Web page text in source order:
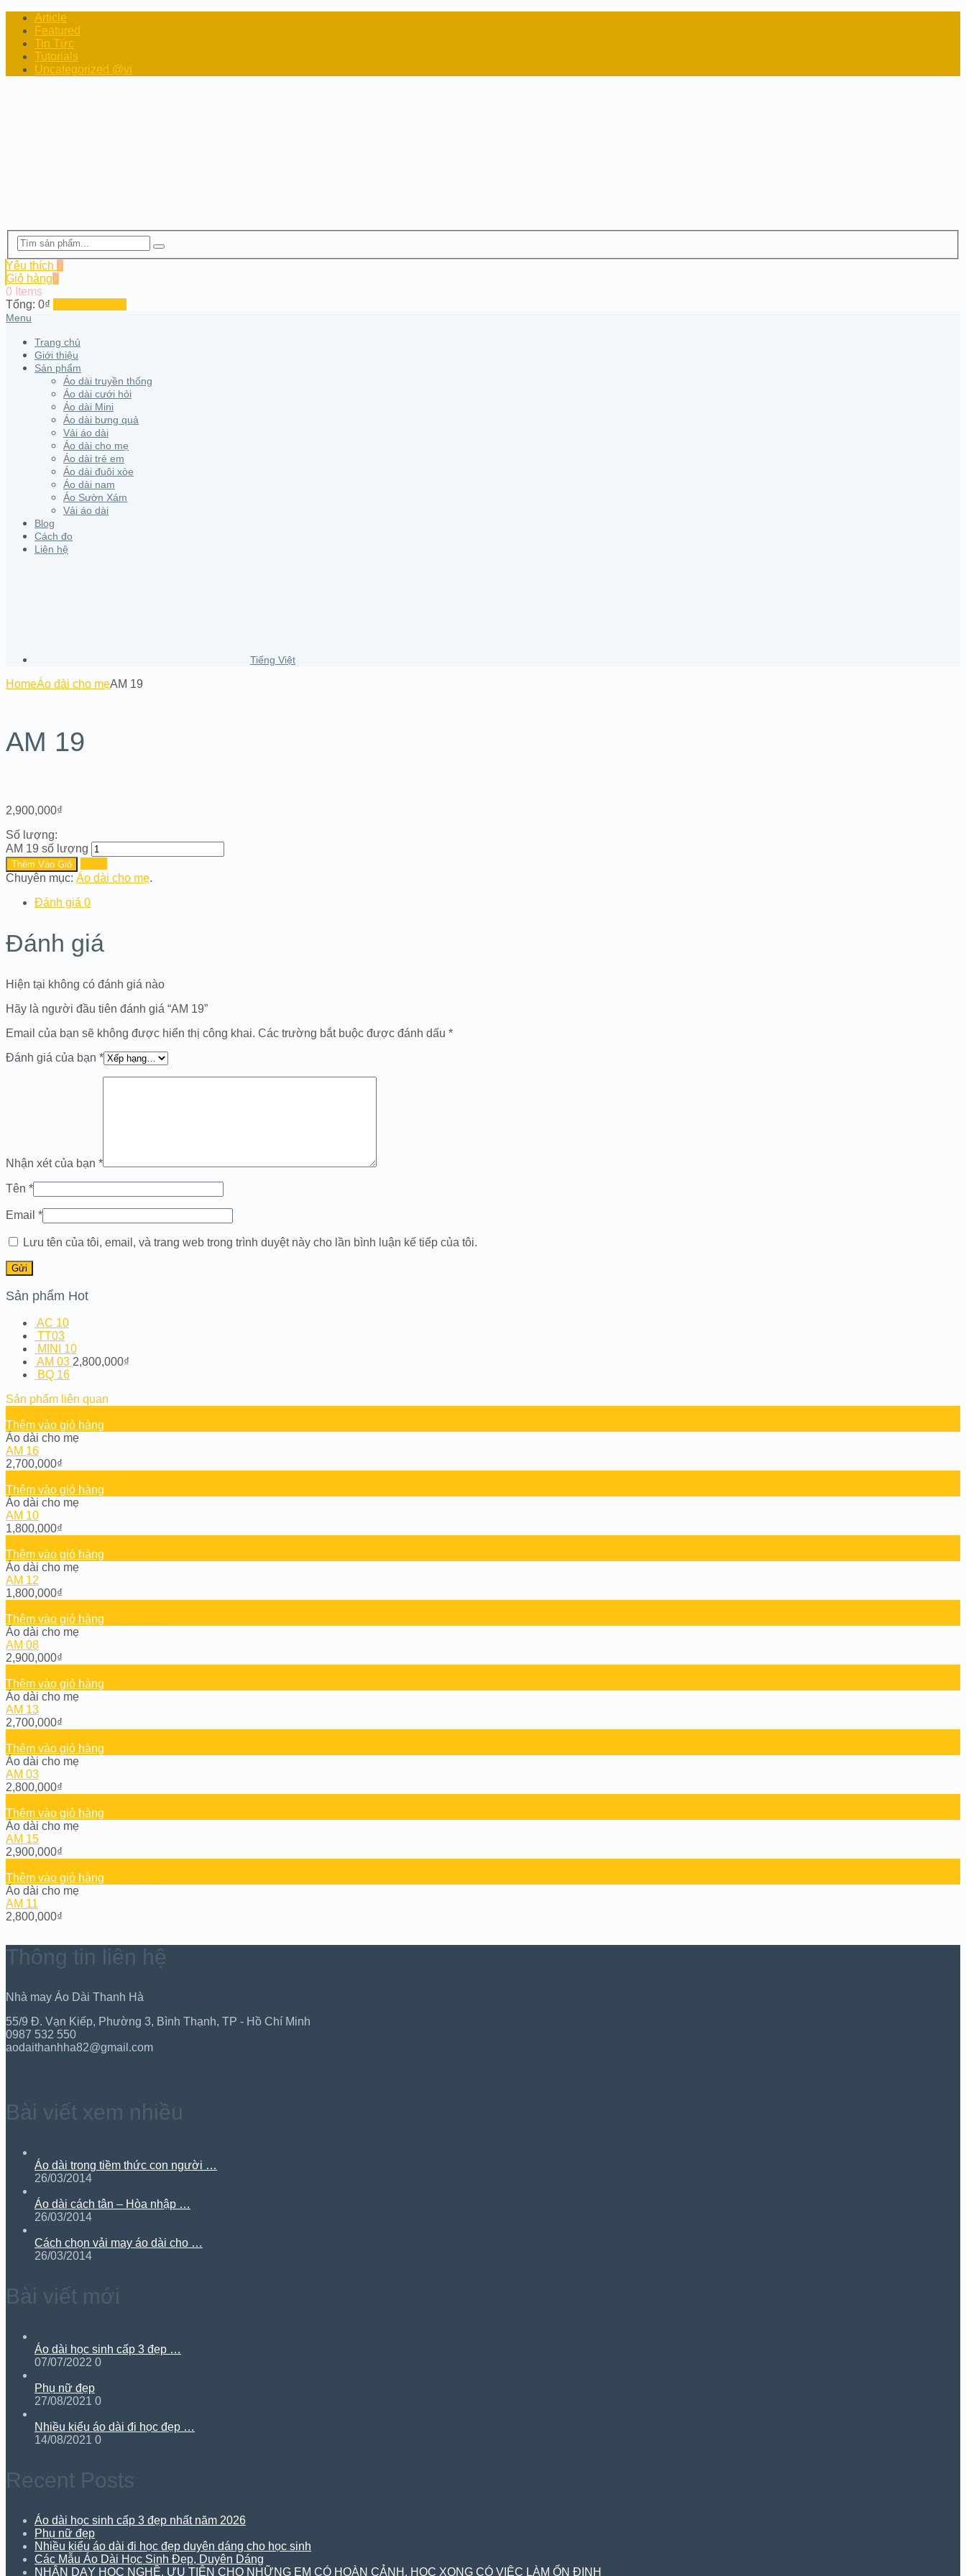
Article
Featured
Tin Tức
Tutorials
Uncategorized @vi
Yêu thích 0
Giỏ hàng0
0 Items
Tổng: 0₫
Menu
Trang chủ
Giới thiệu
Sản phẩm
Áo dài truyền thống
Áo dài cưới hỏi
Áo dài Mini
Áo dài bưng quả
Vải áo dài
Áo dài cho mẹ
Áo dài trẻ em
Áo dài đuôi xòe
Áo dài nam
Áo Sườn Xám
Vải áo dài
Blog
Cách đo
Liên hệ
Tiếng Việt
HomeÁo dài cho mẹAM 19
AM 19
2,900,000₫
Số lượng:
AM 19 số lượng
Thêm Vào Giỏ
Chuyên mục: Áo dài cho mẹ.
Đánh giá 0
Đánh giá
Hiện tại không có đánh giá nào
Hãy là người đầu tiên đánh giá “AM 19”
Email của bạn sẽ không được hiển thị công khai. Các trường bắt buộc được đánh dấu *
Đánh giá của bạn *
Nhận xét của bạn *
Tên *
Email *
Lưu tên của tôi, email, và trang web trong trình duyệt này cho lần bình luận kế tiếp của tôi.
Sản phẩm Hot
AC 10
TT03
MINI 10
AM 03 2,800,000₫
BQ 16
Sản phẩm liên quan
Thêm vào giỏ hàng
Áo dài cho mẹ
AM 16
2,700,000₫
Thêm vào giỏ hàng
Áo dài cho mẹ
AM 10
1,800,000₫
Thêm vào giỏ hàng
Áo dài cho mẹ
AM 12
1,800,000₫
Thêm vào giỏ hàng
Áo dài cho mẹ
AM 08
2,900,000₫
Thêm vào giỏ hàng
Áo dài cho mẹ
AM 13
2,700,000₫
Thêm vào giỏ hàng
Áo dài cho mẹ
AM 03
2,800,000₫
Thêm vào giỏ hàng
Áo dài cho mẹ
AM 15
2,900,000₫
Thêm vào giỏ hàng
Áo dài cho mẹ
AM 11
2,800,000₫
Thông tin liên hệ
Nhà may Áo Dài Thanh Hà
55/9 Đ. Vạn Kiếp, Phường 3, Bình Thạnh, TP - Hồ Chí Minh
0987 532 550
aodaithanhha82@gmail.com
Bài viết xem nhiều
Áo dài trong tiềm thức con người …
26/03/2014
Áo dài cách tân – Hòa nhập …
26/03/2014
Cách chọn vải may áo dài cho …
26/03/2014
Bài viết mới
Áo dài học sinh cấp 3 đẹp …
07/07/2022 0
Phụ nữ đẹp
27/08/2021 0
Nhiều kiểu áo dài đi học đẹp …
14/08/2021 0
Recent Posts
Áo dài học sinh cấp 3 đẹp nhất năm 2026
Phụ nữ đẹp
Nhiều kiểu áo dài đi học đẹp duyên dáng cho học sinh
Các Mẫu Áo Dài Học Sinh Đẹp, Duyên Dáng
NHẬN DẠY HỌC NGHỀ. ƯU TIÊN CHO NHỮNG EM CÓ HOÀN CẢNH. HỌC XONG CÓ VIỆC LÀM ỔN ĐỊNH